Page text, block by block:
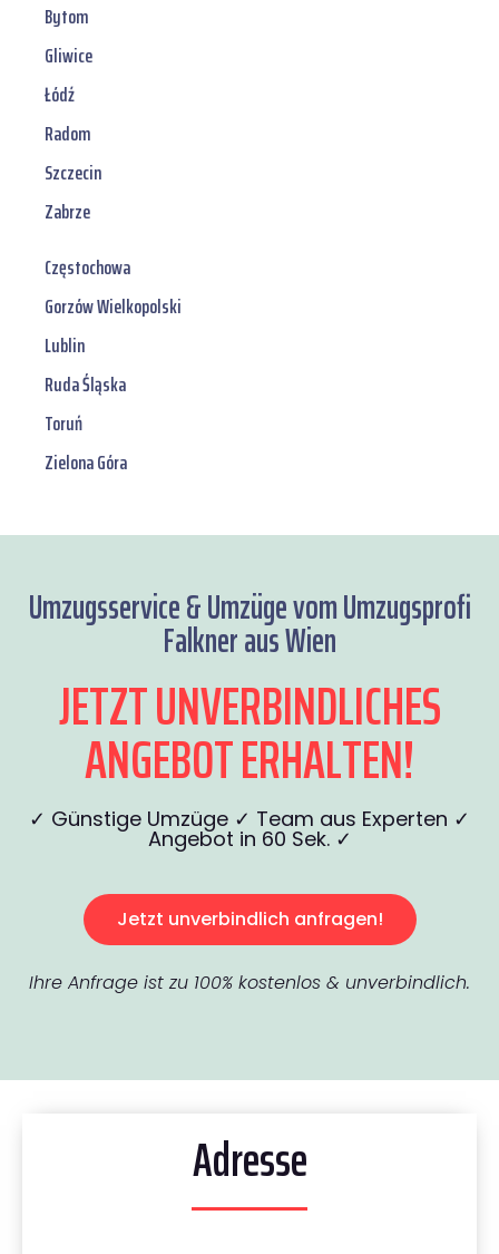
Bytom
Gliwice
Łódź
Radom
Szczecin
Zabrze
Częstochowa
Gorzów Wielkopolski
Lublin
Ruda Śląska
Toruń
Zielona Góra
Umzugsservice & Umzüge vom Umzugsprofi
Falkner aus Wien
JETZT UNVERBINDLICHES
ANGEBOT ERHALTEN!
✓ Günstige Umzüge ✓ Team aus Experten ✓
Angebot in 60 Sek. ✓
Jetzt unverbindlich anfragen!
Ihre Anfrage ist zu 100% kostenlos & unverbindlich.
Adresse